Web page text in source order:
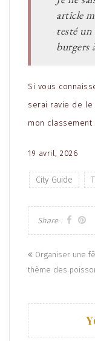
article
testé un
burgers
Si vous
serai ravie de
mon
19 avril, 2026
City Guide
Share :
Posts
Organiser une
thème des